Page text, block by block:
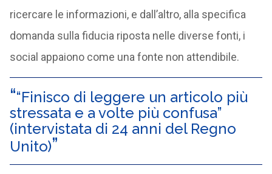
ricercare le informazioni, e dall’altro, alla specifica
domanda sulla fiducia riposta nelle diverse fonti, i
social appaiono come una fonte non attendibile.
“Finisco di leggere un articolo più
stressata e a volte più confusa”
(intervistata di 24 anni del Regno
Unito)